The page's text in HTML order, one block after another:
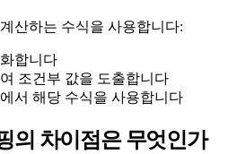
산하는 수식을 사용합니다:
합니다
조건부 값을 도출합니다
서 해당 수식을 사용합니다
의 차이점은 무엇인가